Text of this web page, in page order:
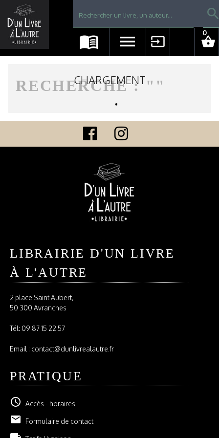
Librairie D'un livre à l'autre - Avranches
menu_book menu input shopping_basket
0
RECHERCHE : " "
CHARGEMENT
LIBRAIRIE D'UN LIVRE
À L'AUTRE
2 place Saint Aubert,
50 300 Avranches
Tél: 09 87 15 22 57
Email : contact@dunlivrealautre.fr
PRATIQUE
schedule Accès - horaires
email Formulaire de contact